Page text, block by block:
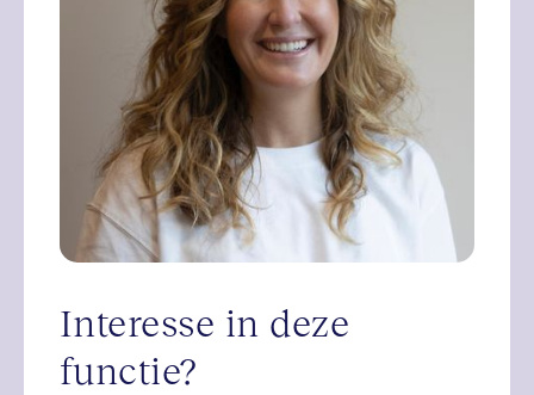
Interesse in deze
functie?